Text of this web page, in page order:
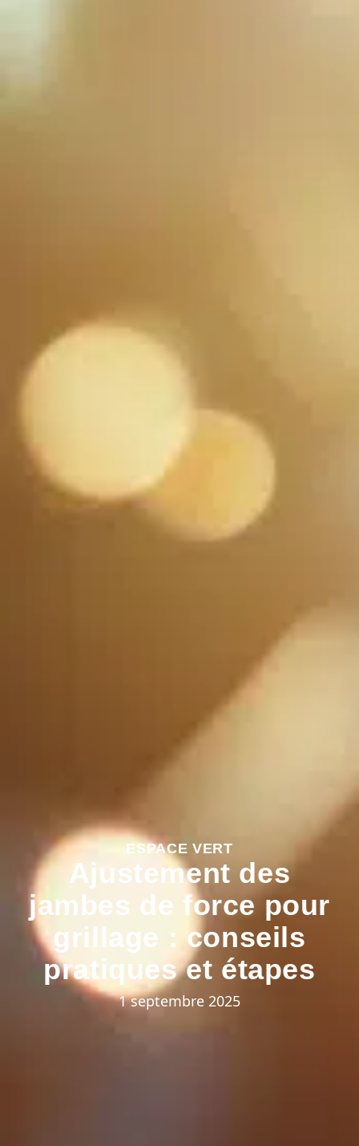
ESPACE VERT
Ajustement des
jambes de force pour
grillage : conseils
pratiques et étapes
1 septembre 2025